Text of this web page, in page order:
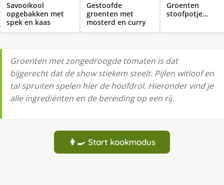
Savooikool
opgebakken met
spek en kaas
Gestoofde
groenten met
mosterd en curry
Groenten
stoofpotje…
Groenten met zongedroogde tomaten is dat
bijgerecht dat de show stiekem steelt. Pijlen witloof en
tal spruiten spelen hier de hoofdrol. Hieronder vind je
alle ingrediënten en de bereiding op een rij.
👩‍🍳 Start kookmodus